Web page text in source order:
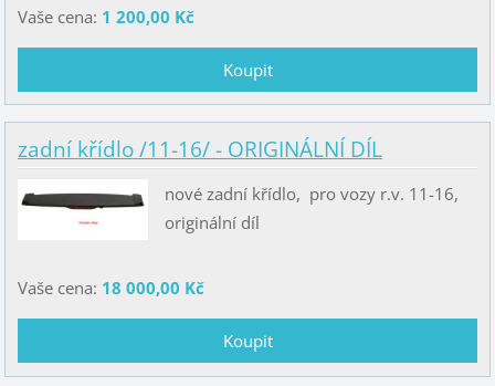
Vaše cena: 1 200,00 Kč
zadní křídlo /11-16/ - ORIGINÁLNÍ DÍL
nové zadní křídlo, pro vozy r.v. 11-16,
originální díl
Vaše cena: 18 000,00 Kč